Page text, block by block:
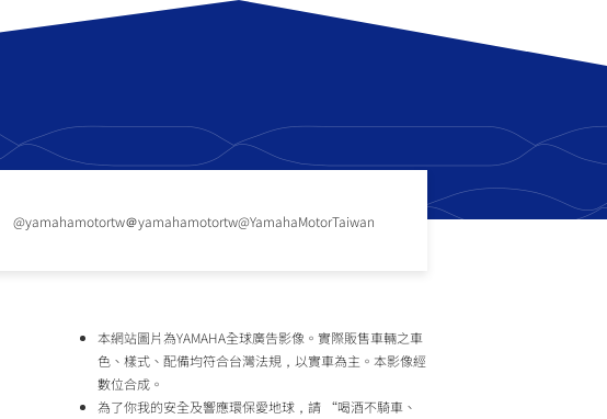
@yamahamotortw＠yamahamotortw@YamahaMotorTaiwan
本網站圖片為YAMAHA全球廣告影像。實際販售車輛之車
色、樣式、配備均符合台灣法規，以實車為主。本影像經
數位合成。
為了你我的安全及響應環保愛地球，請 “喝酒不騎車、